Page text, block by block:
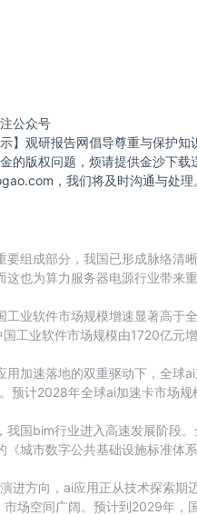
公众号
示】观研报告网倡导尊重与保护
的版权问题，烦请提供金沙下
，我们将及时沟通与处理
要组成部分，我国已形成脉络清
这也为算力服务器电源行业带来
行业竞争
工业软件市场规模增速显著高
工业软件市场规模由1720亿元
用加速落地的双重驱动下，全
预计2028年全球ai加速卡市场
我国bim行业进入高速发展阶段
《城市数字公共基础设施标准体
白模、
演进方向，ai应用正从技术探索
场空间广阔。预计到2029年，